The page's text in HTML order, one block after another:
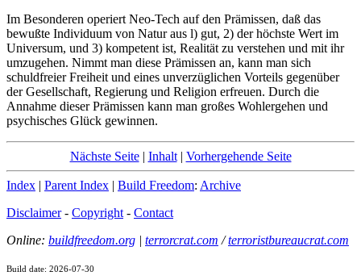
Im Besonderen operiert Neo-Tech auf den Prämissen, daß das
bewußte Individuum von Natur aus l) gut, 2) der höchste Wert im
Universum, und 3) kompetent ist, Realität zu verstehen und mit ihr
umzugehen. Nimmt man diese Prämissen an, kann man sich
schuldfreier Freiheit und eines unverzüglichen Vorteils gegenüber
der Gesellschaft, Regierung und Religion erfreuen. Durch die
Annahme dieser Prämissen kann man großes Wohlergehen und
psychisches Glück gewinnen.
Nächste Seite| Inhalt| Vorhergehende Seite
Index | Parent Index | Build Freedom: Archive
Disclaimer- Copyright - Contact
Online: buildfreedom.org | terrorcrat.com /terroristbureaucrat.com
Build date: 2026-07-30